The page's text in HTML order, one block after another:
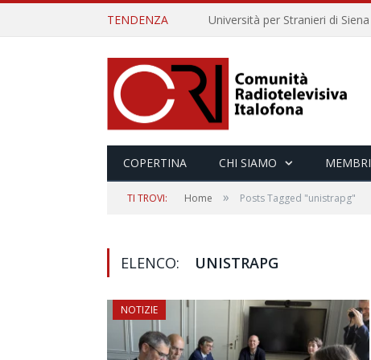
TENDENZA
COPERTINA CHI SIAMO MEMBRI
TI TROVI: Home » Posts Tagged "unistrapg"
ELENCO: UNISTRAPG
NOTIZIE